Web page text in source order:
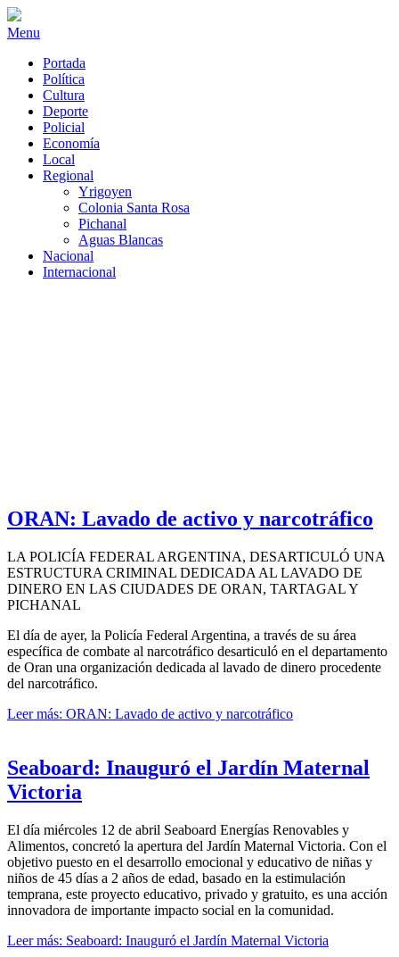
Menu
Portada
Política
Cultura
Deporte
Policial
Economía
Local
Regional
Yrigoyen
Colonia Santa Rosa
Pichanal
Aguas Blancas
Nacional
Internacional
ORAN: Lavado de activo y narcotráfico
LA POLICÍA FEDERAL ARGENTINA, DESARTICULÓ UNA
ESTRUCTURA CRIMINAL DEDICADA AL LAVADO DE
DINERO EN LAS CIUDADES DE ORAN, TARTAGAL Y
PICHANAL
El día de ayer, la Policía Federal Argentina, a través de su área
específica de combate al narcotráfico desarticuló en el departamento
de Oran una organización dedicada al lavado de dinero procedente
del narcotráfico.
Leer más: ORAN: Lavado de activo y narcotráfico
Seaboard: Inauguró el Jardín Maternal
Victoria
El día miércoles 12 de abril Seaboard Energías Renovables y
Alimentos, concretó la apertura del Jardín Maternal Victoria. Con el
objetivo puesto en el desarrollo emocional y educativo de niñas y
niños de 45 días a 2 años de edad, basado en la estimulación
temprana, este proyecto educativo, privado y gratuito, es una acción
innovadora de importante impacto social en la comunidad.
Leer más: Seaboard: Inauguró el Jardín Maternal Victoria